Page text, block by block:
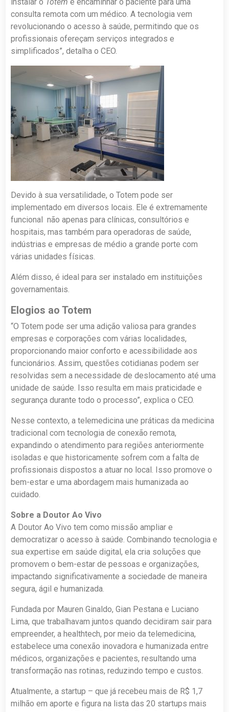
consulta remota com um médico. A tecnologia vem
revolucionando o acesso à saúde, permitindo que os
profissionais ofereçam serviços integrados e
simplificados”, detalha o CEO.
Devido à sua versatilidade, o Totem pode ser
implementado em diversos locais. Ele é extremamente
funcional não apenas para clínicas, consultórios e
hospitais, mas também para operadoras de saúde,
indústrias e empresas de médio a grande porte com
várias unidades físicas.
Além disso, é ideal para ser instalado em instituições
governamentais.
Elogios ao Totem
“O Totem pode ser uma adição valiosa para grandes
empresas e corporações com várias localidades,
proporcionando maior conforto e acessibilidade aos
funcionários. Assim, questões cotidianas podem ser
resolvidas sem a necessidade de deslocamento até uma
unidade de saúde. Isso resulta em mais praticidade e
segurança durante todo o processo”, explica o CEO.
Nesse contexto, a telemedicina une práticas da medicina
tradicional com tecnologia de conexão remota,
expandindo o atendimento para regiões anteriormente
isoladas e que historicamente sofrem com a falta de
profissionais dispostos a atuar no local. Isso promove o
bem-estar e uma abordagem mais humanizada ao
cuidado.
Sobre a Doutor Ao Vivo
A Doutor Ao Vivo tem como missão ampliar e
democratizar o acesso à saúde. Combinando tecnologia e
sua expertise em saúde digital, ela cria soluções que
promovem o bem-estar de pessoas e organizações,
impactando significativamente a sociedade de maneira
segura, ágil e humanizada.
Fundada por Mauren Ginaldo, Gian Pestana e Luciano
Lima, que trabalhavam juntos quando decidiram sair para
empreender, a healthtech, por meio da telemedicina,
estabelece uma conexão inovadora e humanizada entre
médicos, organizações e pacientes, resultando uma
transformação nas rotinas, reduzindo tempo e custos.
Atualmente, a startup – que já recebeu mais de R$ 1,7
milhão em aporte e figura na lista das 20 startups mais